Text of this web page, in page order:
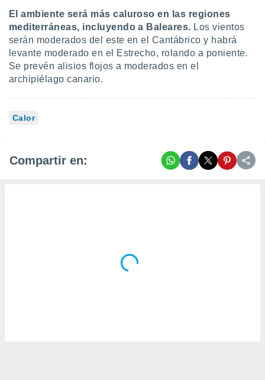
El ambiente será más caluroso en las regiones
mediterráneas, incluyendo a Baleares. Los vientos
serán moderados del este en el Cantábrico y habrá
levante moderado en el Estrecho, rolando a poniente.
Se prevén alisios flojos a moderados en el
archipiélago canario.
Calor
Compartir en: